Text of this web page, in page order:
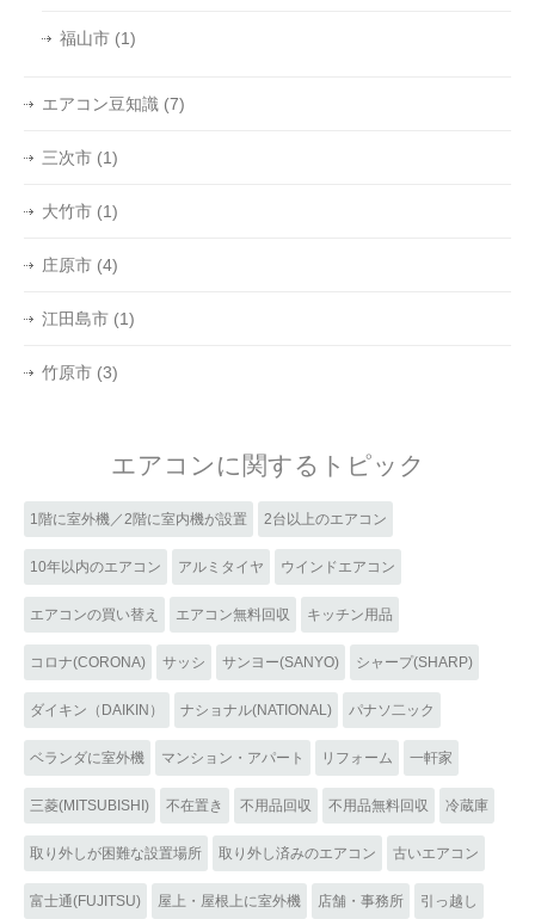
福山市 (1)
エアコン豆知識 (7)
三次市 (1)
大竹市 (1)
庄原市 (4)
江田島市 (1)
竹原市 (3)
エアコンに関するトピック
1階に室外機／2階に室内機が設置 2台以上のエアコン
10年以内のエアコン アルミタイヤ ウインドエアコン
エアコンの買い替え エアコン無料回収 キッチン用品
コロナ(CORONA) サッシ サンヨー(SANYO) シャープ(SHARP)
ダイキン（DAIKIN） ナショナル(NATIONAL) パナソ二ック
ベランダに室外機 マンション・アパート リフォーム 一軒家
三菱(MITSUBISHI) 不在置き 不用品回収 不用品無料回収 冷蔵庫
取り外しが困難な設置場所 取り外し済みのエアコン 古いエアコン
富士通(FUJITSU) 屋上・屋根上に室外機 店舗・事務所 引っ越し